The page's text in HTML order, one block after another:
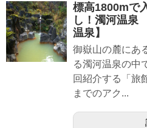
標高1800mで
し！濁河温泉
温泉】
御嶽山の麓にあ
る濁河温泉の中
回紹介する「旅
までのアク...